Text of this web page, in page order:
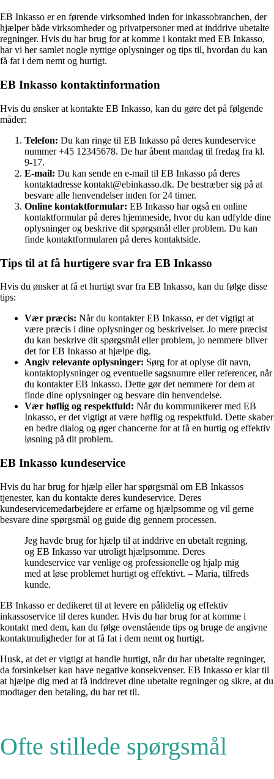
EB Inkasso er en førende virksomhed inden for inkassobranchen, der
hjælper både virksomheder og privatpersoner med at inddrive ubetalte
regninger. Hvis du har brug for at komme i kontakt med EB Inkasso,
har vi her samlet nogle nyttige oplysninger og tips til, hvordan du kan
få fat i dem nemt og hurtigt.
EB Inkasso kontaktinformation
Hvis du ønsker at kontakte EB Inkasso, kan du gøre det på følgende
måder:
Telefon: Du kan ringe til EB Inkasso på deres kundeservice
nummer +45 12345678. De har åbent mandag til fredag fra kl.
9-17.
E-mail: Du kan sende en e-mail til EB Inkasso på deres
kontaktadresse kontakt@ebinkasso.dk. De bestræber sig på at
besvare alle henvendelser inden for 24 timer.
Online kontaktformular: EB Inkasso har også en online
kontaktformular på deres hjemmeside, hvor du kan udfylde dine
oplysninger og beskrive dit spørgsmål eller problem. Du kan
finde kontaktformularen på deres kontaktside.
Tips til at få hurtigere svar fra EB Inkasso
Hvis du ønsker at få et hurtigt svar fra EB Inkasso, kan du følge disse
tips:
Vær præcis: Når du kontakter EB Inkasso, er det vigtigt at
være præcis i dine oplysninger og beskrivelser. Jo mere præcist
du kan beskrive dit spørgsmål eller problem, jo nemmere bliver
det for EB Inkasso at hjælpe dig.
Angiv relevante oplysninger: Sørg for at oplyse dit navn,
kontaktoplysninger og eventuelle sagsnumre eller referencer, når
du kontakter EB Inkasso. Dette gør det nemmere for dem at
finde dine oplysninger og besvare din henvendelse.
Vær høflig og respektfuld: Når du kommunikerer med EB
Inkasso, er det vigtigt at være høflig og respektfuld. Dette skaber
en bedre dialog og øger chancerne for at få en hurtig og effektiv
løsning på dit problem.
EB Inkasso kundeservice
Hvis du har brug for hjælp eller har spørgsmål om EB Inkassos
tjenester, kan du kontakte deres kundeservice. Deres
kundeservicemedarbejdere er erfarne og hjælpsomme og vil gerne
besvare dine spørgsmål og guide dig gennem processen.
Jeg havde brug for hjælp til at inddrive en ubetalt regning,
og EB Inkasso var utroligt hjælpsomme. Deres
kundeservice var venlige og professionelle og hjalp mig
med at løse problemet hurtigt og effektivt. – Maria, tilfreds
kunde.
EB Inkasso er dedikeret til at levere en pålidelig og effektiv
inkassoservice til deres kunder. Hvis du har brug for at komme i
kontakt med dem, kan du følge ovenstående tips og bruge de angivne
kontaktmuligheder for at få fat i dem nemt og hurtigt.
Husk, at det er vigtigt at handle hurtigt, når du har ubetalte regninger,
da forsinkelser kan have negative konsekvenser. EB Inkasso er klar til
at hjælpe dig med at få inddrevet dine ubetalte regninger og sikre, at du
modtager den betaling, du har ret til.
Ofte stillede spørgsmål